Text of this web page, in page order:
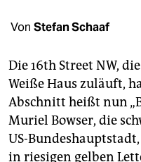
unterstützen
abo
genossenschaft
epaper login
Von Stefan Schaaf
Die 16th Street NW,
Weiße Haus zuläuft,
Abschnitt heißt nun
Muriel Bowser, die
US-
in riesigen gelben